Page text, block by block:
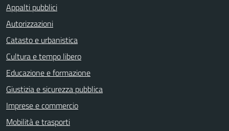
Appalti pubblici
Autorizzazioni
Catasto e urbanistica
Cultura e tempo libero
Educazione e formazione
Giustizia e sicurezza pubblica
Imprese e commercio
Mobilità e trasporti